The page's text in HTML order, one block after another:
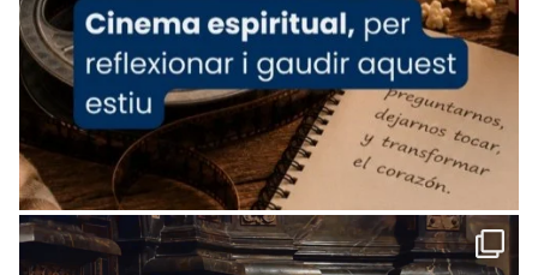
Arquebisbat de Barcelona
2 weeks ago
«Avui les santes Juliana i Semproniana ens
ajuden a alçar la mirada»
Mons. Sergi Gordo, bisbe de Tortosa, ha
presidit aquest 27 de juliol la missa de Les
Santes de Mataró.
🔗tinyurl.com/cvu5jmbk